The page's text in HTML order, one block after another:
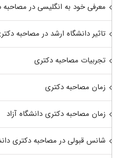
معرفی خود به انگلیسی در مصاحبه
تاثیر دانشگاه ارشد در مصاحبه
تجربیات مصاحبه دکتری
زمان مصاحبه دکتری
زمان مصاحبه دکتری دانشگاه آزاد
شانس قبولی در مصاحبه دکتری